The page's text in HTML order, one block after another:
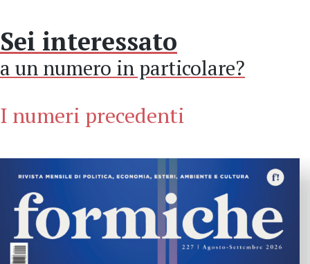
Sei interessato
a un numero in particolare?
I numeri precedenti